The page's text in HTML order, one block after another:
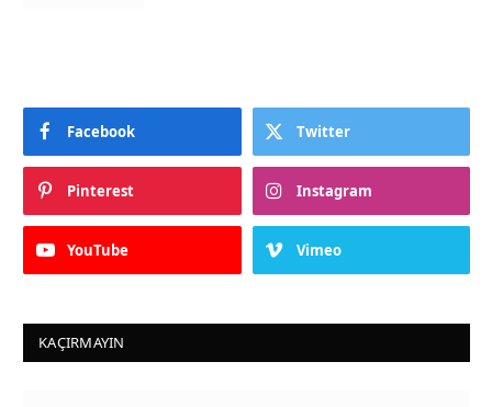
Facebook Twitter
Pinterest Instagram
YouTube Vimeo
KAÇIRMAYIN